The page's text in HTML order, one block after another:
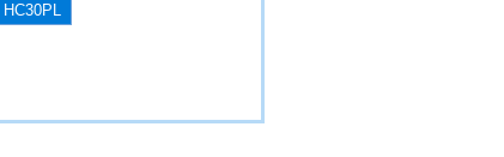
HC30PL